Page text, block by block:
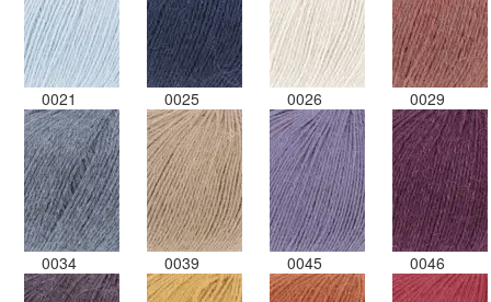
0021 0025 0026 0029
0034 0039 0045 0046